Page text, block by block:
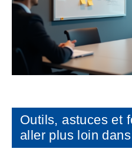
Outils, astuces et
aller plus loin